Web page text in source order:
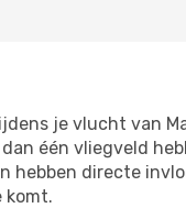
je vlucht van
één vliegveld
hebben directe
komt.